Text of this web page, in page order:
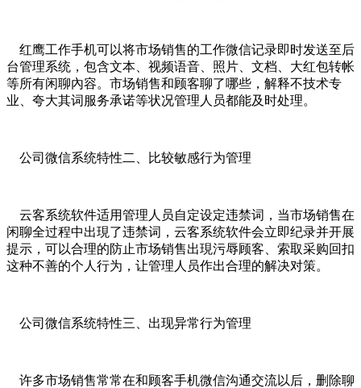
红鹰工作手机可以将市场销售的工作微信记录即时发送至后
台管理系统，包含文本、视频语音、照片、文档、大红包转帐
等所有闲聊內容。市场销售和顾客聊了哪些，解释不技术专
业、夸大其词服务承诺等状况管理人员都能及时处理。
公司微信系统特性二、比较敏感行为管理
云客系统软件适用管理人员自定设定违禁词，当市场销售在
闲聊全过程中出現了违禁词，云客系统软件会立即纪录并开展
提示，可以合理的防止市场销售出現污辱顾客、索取采购回扣
这种不善的个人行为，让管理人员作出合理的解决对策。
公司微信系统特性三、出现异常行为管理
许多市场销售常常在和顾客手机微信沟通交流以后，删除聊